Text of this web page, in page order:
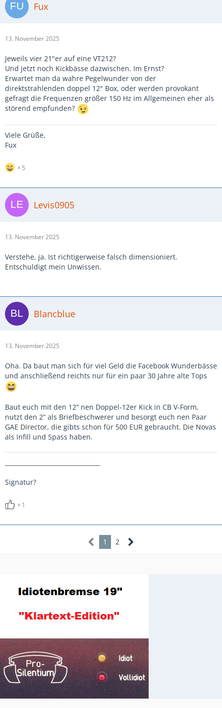
Fux
13. November 2025
Jeweils vier 21"er auf eine VT212?
Und jetzt noch Kickbässe dazwischen. Im Ernst?
Erwartet man da wahre Pegelwunder von der
direktstrahlenden doppel 12" Box, oder werden provokant
gefragt die Frequenzen größer 150 Hz im Allgemeinen eher als
störend empfunden?
Viele Grüße,
Fux
5
Levis0905
13. November 2025
Verstehe, ja. Ist richtigerweise falsch dimensioniert.
Entschuldigt mein Unwissen.
Blancblue
13. November 2025
Oha. Da baut man sich für viel Geld die Facebook Wunderbässe
und anschließend reichts nur für ein paar 30 Jahre alte Tops
Baut euch mit den 12“ nen Doppel-12er Kick in CB V-Form,
nutzt den 2“ als Briefbeschwerer und besorgt euch nen Paar
GAE Director, die gibts schon für 500 EUR gebraucht. Die Novas
als Infill und Spass haben.
Signatur?
1
1 2